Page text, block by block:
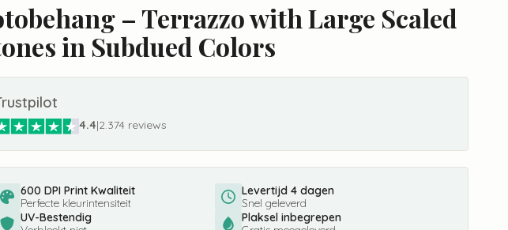
– Terrazzo with Large Scaled
in Subdued Colors
4.4|2.374 reviews
600 DPI Print Kwaliteit
Perfecte kleurintensiteit
UV-Bestendig
Levertijd 4 dagen
Snel geleverd
Plaksel inbegrepen